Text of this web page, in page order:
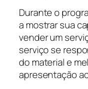
Durante o
a mostrar sua
vender um
serviço se
do material e
apresentação